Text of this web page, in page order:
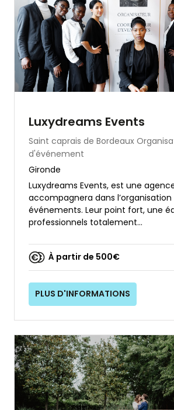
Luxydreams Events
Saint caprais de Bordeaux
d'événement
Gironde
Luxydreams Events, est une
accompagnera dans
événements. Leur point fort, une
professionnels totalement...
À partir de 500€
PLUS D'INFORMATIONS